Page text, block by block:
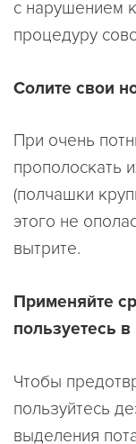
с нарушением
процедуру
Солите свои
При очень
прополоскать
(полчашки
этого не
вытрите.
Применяйте
пользуетесь
Чтобы
пользуйтесь
выделения